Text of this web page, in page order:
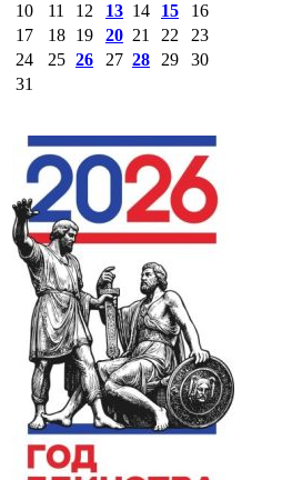
10
11 12 13 14 15
16
17
18 19 20 21 22
23
24
25 26 27 28 29
30
31